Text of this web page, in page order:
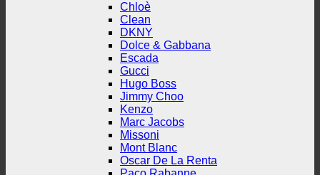
Chloè
Clean
DKNY
Dolce & Gabbana
Escada
Gucci
Hugo Boss
Jimmy Choo
Kenzo
Marc Jacobs
Missoni
Mont Blanc
Oscar De La Renta